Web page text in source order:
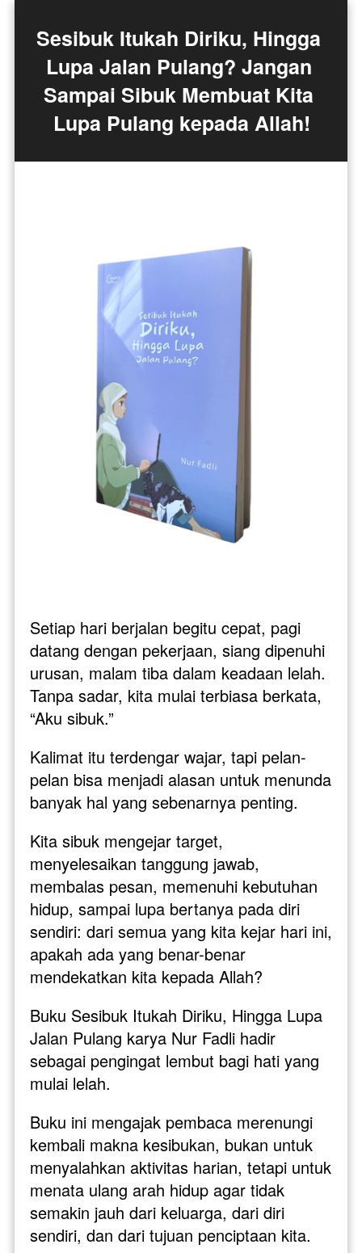
Sesibuk Itukah Diriku, Hingga
Lupa Jalan Pulang? Jangan
Sampai Sibuk Membuat Kita
Lupa Pulang kepada Allah!
Setiap hari berjalan begitu cepat, pagi
datang dengan pekerjaan, siang dipenuhi
urusan, malam tiba dalam keadaan lelah.
Tanpa sadar, kita mulai terbiasa berkata,
“Aku sibuk.”
Kalimat itu terdengar wajar, tapi pelan-
pelan bisa menjadi alasan untuk menunda
banyak hal yang sebenarnya penting.
Kita sibuk mengejar target,
menyelesaikan tanggung jawab,
membalas pesan, memenuhi kebutuhan
hidup, sampai lupa bertanya pada diri
sendiri: dari semua yang kita kejar hari ini,
apakah ada yang benar-benar
mendekatkan kita kepada Allah?
Buku Sesibuk Itukah Diriku, Hingga Lupa
Jalan Pulang karya Nur Fadli hadir
sebagai pengingat lembut bagi hati yang
mulai lelah.
Buku ini mengajak pembaca merenungi
kembali makna kesibukan, bukan untuk
menyalahkan aktivitas harian, tetapi untuk
menata ulang arah hidup agar tidak
semakin jauh dari keluarga, dari diri
sendiri, dan dari tujuan penciptaan kita.